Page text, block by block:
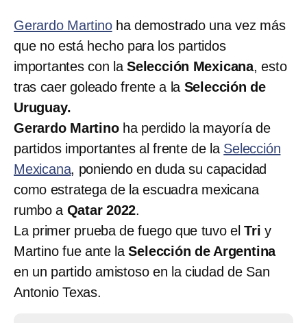
Gerardo Martinoha demostrado una vez más
que no está hecho para los partidos
importantes con laSelección Mexicana, esto
tras caer goleado frente a la Selección de
Uruguay.
Gerardo Martinoha perdido la mayoría de
partidos importantes al frente de la Selección
Mexicana, poniendo en duda su capacidad
como estratega de la escuadra mexicana
rumbo a Qatar 2022.
La primer prueba de fuego que tuvo elTriy
Martino fue ante laSelección de Argentina
en un partido amistoso en la ciudad de San
Antonio Texas.